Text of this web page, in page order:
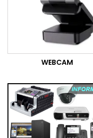
WEBCAM